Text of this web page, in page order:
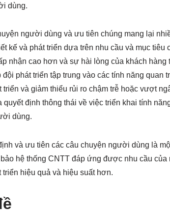
dùng.
người dùng và ưu tiên chúng mang lại
kế và phát triển dựa trên nhu cầu và mục
nhận cao hơn và sự hài lòng của khách
phát triển tập trung vào các tính năng quan
triển và giảm thiểu rủi ro chậm trễ hoặc vượt
định thông thái về việc triển khai tính
dùng.
và ưu tiên các câu chuyện người dùng là
hệ thống CNTT đáp ứng được nhu cầu
hiệu quả và hiệu suất hơn.